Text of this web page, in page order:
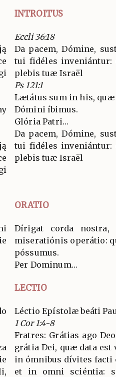
INTROITUS
Eccli 36:18
Da pacem, Dómine,
tui fidéles inveniántur:
plebis tuæ Israël
Ps 121:1
Lætátus sum in his,
Dómini íbimus.
Glória Patri…
Da pacem, Dómine,
tui fidéles inveniántur:
plebis tuæ Israël
ORATIO
Dírigat corda nostra,
miseratiónis operátio:
póssumus.
Per Dominum…
LECTIO
Léctio Epístolæ beáti
1 Cor 1:4-8
Fratres: Grátias ago
grátia Dei, quæ data est
in ómnibus dívites
et in omni sciéntia: